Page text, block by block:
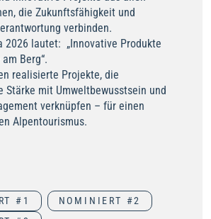
die Zukunftsfähigkeit und
verbinden.
2026 lautet: „Innovative Produkte
Berg“.
realisierte Projekte, die
Stärke mit Umweltbewusstsein und
verknüpfen – für einen
Alpentourismus.
#1
NOMINIERT #2